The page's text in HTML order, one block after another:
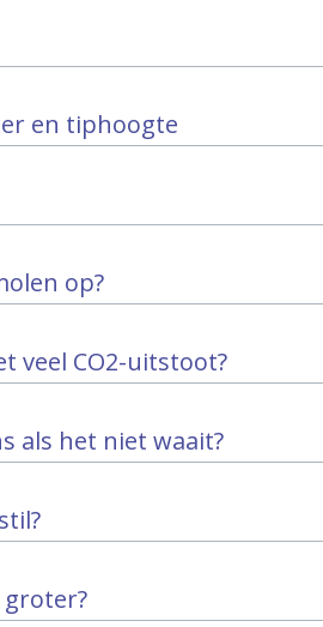
en tiphoogte
op?
veel CO2-uitstoot?
als het niet waait?